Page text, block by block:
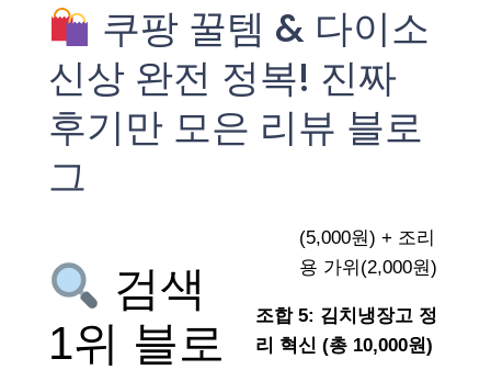
쿠팡 꿀템 & 다이소
신상 완전 정복! 진짜
후기만 모은 리뷰 블로
그
검색
1위 블로
(5,000원) + 조리
용 가위(2,000원)
조합 5: 김치냉장고 정
리 혁신 (총 10,000원)